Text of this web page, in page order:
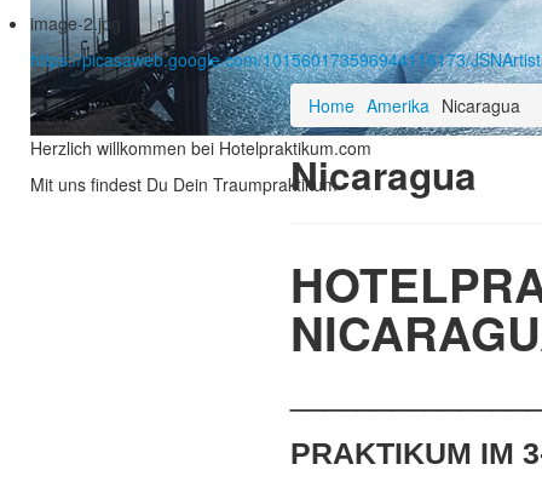
Herzlich willkommen bei Hotelpraktikum.com
Mit uns findest Du Dein Traumpraktikum
image-2.jpg
https://picasaweb.google.com/101560173596944116173/
Home Amerika Nicaragua
Nicaragua
PRAKTIKUM IM